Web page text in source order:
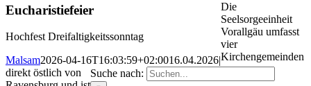
Eucharistiefeier
Hochfest Dreifaltigkeitssonntag
Malsam2026-04-16T16:03:59+02:0016.04.2026|
Suche nach:
Die
Seelsorgeeinheit
Vorallgäu umfasst
vier
Kirchengemeinden
direkt östlich von